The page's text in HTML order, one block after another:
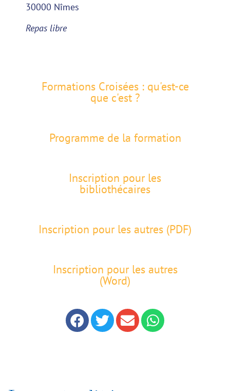
30000 Nîmes
Repas libre
Formations Croisées : qu'est-ce
que c'est ?
Programme de la formation
Inscription pour les
bibliothécaires
Inscription pour les autres (PDF)
Inscription pour les autres
(Word)